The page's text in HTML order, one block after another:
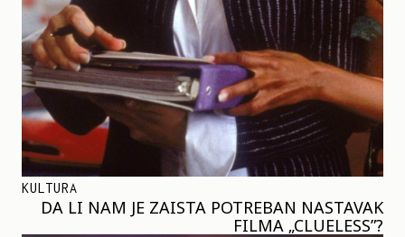
KULTURA
DA LI NAM JE ZAISTA POTREBAN NASTAVAK
FILMA „CLUELESS”?